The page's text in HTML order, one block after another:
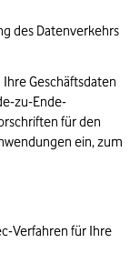
des Datenverkehrs
Geschäftsdaten
zu-Ende-
für den
ein, zum
Verfahren für Ihre